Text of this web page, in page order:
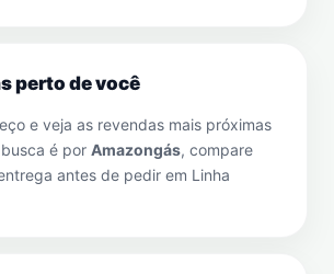
perto de você
e veja as revendas mais próximas
é por Amazongás, compare
antes de pedir em Linha